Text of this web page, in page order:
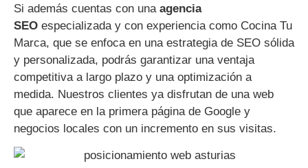
Si además cuentas con una agencia
SEO especializada y con experiencia como Cocina Tu
Marca, que se enfoca en una estrategia de SEO sólida
y personalizada, podrás garantizar una ventaja
competitiva a largo plazo y una optimización a
medida. Nuestros clientes ya disfrutan de una web
que aparece en la primera página de Google y
negocios locales con un incremento en sus visitas.